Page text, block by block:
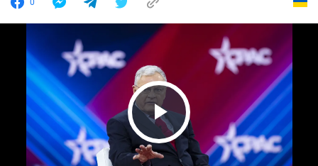
0
Play Video